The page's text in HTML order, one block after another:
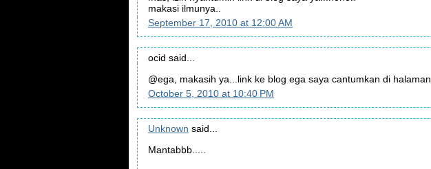
makasi ilmunya..
September 17, 2010 at 12:00 AM
ocid said...
@ega, makasih ya...link ke blog ega saya cantumkan di halaman
October 5, 2010 at 10:40 PM
Unknown said...
Mantabbb.....